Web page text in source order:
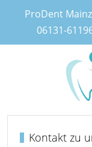
ProDent
06131-
Mobile Menu
Über uns
Kontakt zu